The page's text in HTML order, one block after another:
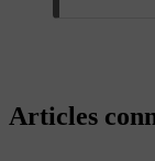
Articles